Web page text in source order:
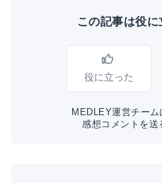
この記事は役に
役に立った
MEDLEY運営チー
感想コメントを送